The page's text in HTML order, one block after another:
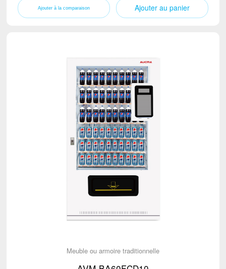
Ajouter au panier
Meuble ou armoire traditionnelle